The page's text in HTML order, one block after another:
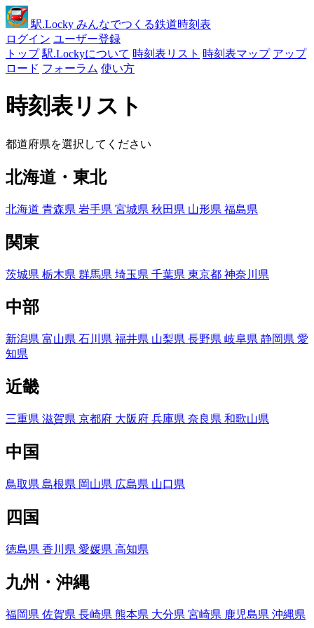
駅.Locky みんなでつくる鉄道時刻表
ログイン ユーザー登録
トップ 駅.Lockyについて 時刻表リスト 時刻表マップ アップ
ロード フォーラム 使い方
時刻表リスト
都道府県を選択してください
北海道・東北
北海道 青森県 岩手県 宮城県 秋田県 山形県 福島県
関東
茨城県 栃木県 群馬県 埼玉県 千葉県 東京都 神奈川県
中部
新潟県 富山県 石川県 福井県 山梨県 長野県 岐阜県 静岡県 愛
知県
近畿
三重県 滋賀県 京都府 大阪府 兵庫県 奈良県 和歌山県
中国
鳥取県 島根県 岡山県 広島県 山口県
四国
徳島県 香川県 愛媛県 高知県
九州・沖縄
福岡県 佐賀県 長崎県 熊本県 大分県 宮崎県 鹿児島県 沖縄県